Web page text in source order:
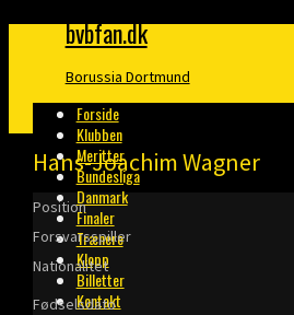
bvbfan.dk
Borussia Dortmund
Forside
Klubben
Meritter
Bundesliga
Danmark
Finaler
Trænere
Klopp
Billetter
Kontakt
Hans-Joachim Wagner
Position
Forsvarsspiller
Nationalitet
Fødselsdato